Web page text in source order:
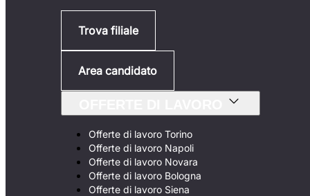
Trova filiale
Area candidato
Offerte di lavoro Torino
Offerte di lavoro Napoli
Offerte di lavoro Novara
Offerte di lavoro Bologna
Offerte di lavoro Siena